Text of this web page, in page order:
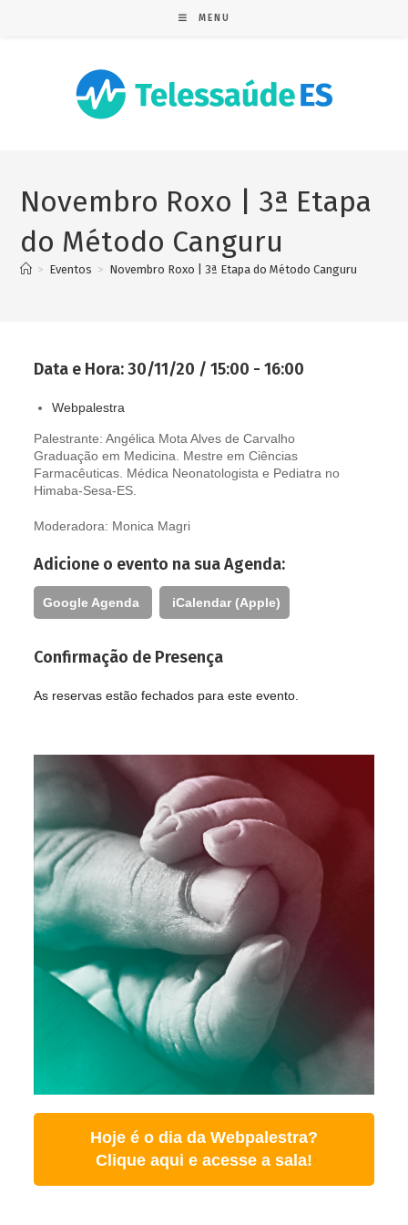
MENU
Novembro Roxo | 3ª Etapa
do Método Canguru
> Eventos > Novembro Roxo | 3ª Etapa do Método Canguru
Data e Hora:30/11/20 / 15:00 - 16:00
Webpalestra
Palestrante: Angélica Mota Alves de Carvalho
Graduação em Medicina. Mestre em Ciências
Farmacêuticas. Médica Neonatologista e Pediatra no
Himaba-Sesa-ES.
Moderadora: Monica Magri
Adicione o evento na sua Agenda:
Google Agenda iCalendar (Apple)
Confirmação de Presença
As reservas estão fechados para este evento.
Hoje é o dia da Webpalestra?
Clique aqui e acesse a sala!